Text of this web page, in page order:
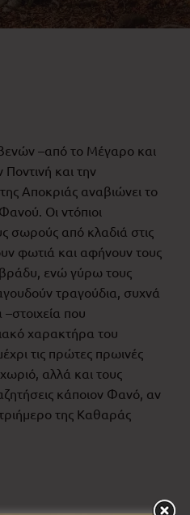
–από το Μέγαρο και
και την
Αποκριάς αναβιώνει το
Οι ντόπιοι
σωρούς από κλαδιά στις
φωτιά και αφήνουν τους
ενώ γύρω τους
τραγούδια, συχνά
που
χαρακτήρα του
τις πρώτες πρωινές
αλλά και τους
κάποιον Φανό, αν
της Καθαράς